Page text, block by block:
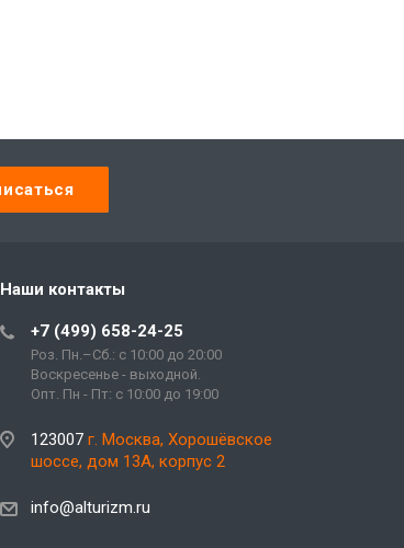
Наши контакты
+7 (499) 658-24-25
Роз. Пн.–Сб.: с 10:00 до 20:00
Воскресенье - выходной.
Опт. Пн - Пт: с 10:00 до 19:00
123007 г. Москва, Хорошёвское
шоссе, дом 13А, корпус 2
info@alturizm.ru